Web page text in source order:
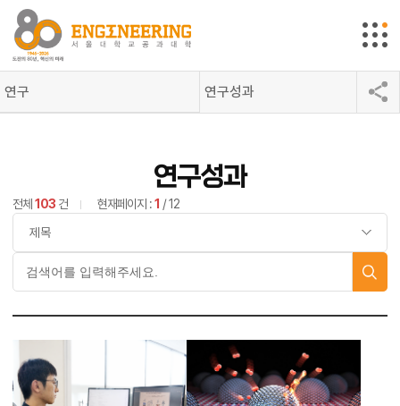
연구 연구성과
연구성과
전체 103 건 현재페이지 :1 / 12